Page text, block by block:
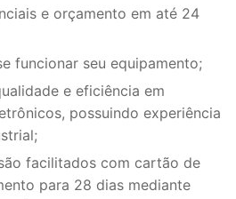
e orçamento em até 24
funcionar seu equipamento;
e eficiência em
possuindo experiência
facilitados com cartão de
para 28 dias mediante